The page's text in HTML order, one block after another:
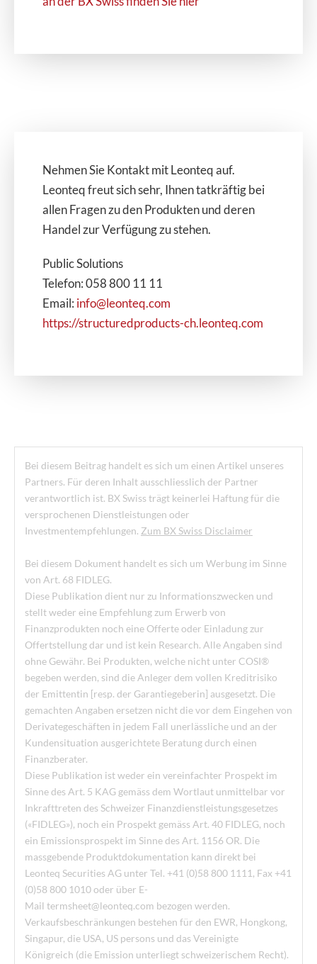
Nehmen Sie Kontakt mit Leonteq auf.
Leonteq freut sich sehr, Ihnen tatkräftig bei
allen Fragen zu den Produkten und deren
Handel zur Verfügung zu stehen.
Public Solutions
Telefon: 058 800 11 11
Email: info@leonteq.com
https://structuredproducts-ch.leonteq.com
Bei diesem Beitrag handelt es sich um einen Artikel unseres
Partners. Für deren Inhalt ausschliesslich der Partner
verantwortlich ist. BX Swiss trägt keinerlei Haftung für die
versprochenen Dienstleistungen oder
Investmentempfehlungen. Zum BX Swiss Disclaimer
Bei diesem Dokument handelt es sich um Werbung im Sinne
von Art. 68 FIDLEG.
Diese Publikation dient nur zu Informationszwecken und
stellt weder eine Empfehlung zum Erwerb von
Finanzprodukten noch eine Offerte oder Einladung zur
Offertstellung dar und ist kein Research. Alle Angaben sind
ohne Gewähr. Bei Produkten, welche nicht unter COSI®
begeben werden, sind die Anleger dem vollen Kreditrisiko
der Emittentin [resp. der Garantiegeberin] ausgesetzt. Die
gemachten Angaben ersetzen nicht die vor dem Eingehen von
Derivategeschäften in jedem Fall unerlässliche und an der
Kundensituation ausgerichtete Beratung durch einen
Finanzberater.
Diese Publikation ist weder ein vereinfachter Prospekt im
Sinne des Art. 5 KAG gemäss dem Wortlaut unmittelbar vor
Inkrafttreten des Schweizer Finanzdienstleistungsgesetzes
(«FIDLEG»), noch ein Prospekt gemäss Art. 40 FIDLEG, noch
ein Emissionsprospekt im Sinne des Art. 1156 OR. Die
massgebende Produktdokumentation kann direkt bei
Leonteq Securities AG unter Tel. +41 (0)58 800 1111, Fax +41
(0)58 800 1010 oder über E-
Mail termsheet@leonteq.com bezogen werden.
Verkaufsbeschränkungen bestehen für den EWR, Hongkong,
Singapur, die USA, US persons und das Vereinigte
Königreich (die Emission unterliegt schweizerischem Recht).